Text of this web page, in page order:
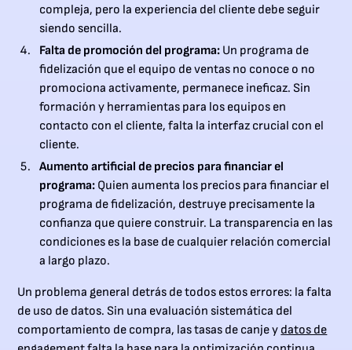
compleja, pero la experiencia del cliente debe seguir
siendo sencilla.
Falta de promoción del programa: Un programa de
fidelización que el equipo de ventas no conoce o no
promociona activamente, permanece ineficaz. Sin
formación y herramientas para los equipos en
contacto con el cliente, falta la interfaz crucial con el
cliente.
Aumento artificial de precios para financiar el
programa: Quien aumenta los precios para financiar el
programa de fidelización, destruye precisamente la
confianza que quiere construir. La transparencia en las
condiciones es la base de cualquier relación comercial
a largo plazo.
Un problema general detrás de todos estos errores: la falta
de uso de datos. Sin una evaluación sistemática del
comportamiento de compra, las tasas de canje y datos de